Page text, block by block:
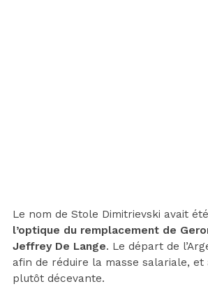
Le nom de Stole Dimitrievski avait
l’optique du remplacement de
Jeffrey De Lange. Le départ de
afin de réduire la masse salariale, et
plutôt décevante.